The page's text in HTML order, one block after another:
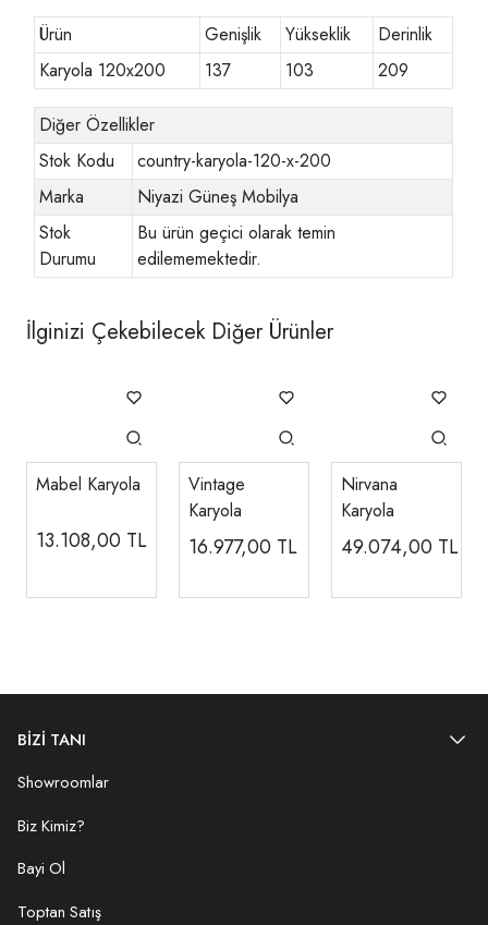
Ürün Genişlik Yükseklik
Derinlik
Karyola 120x200
137 103 209
Diğer Özellikler
Stok Kodu
country-karyola-120-x-200
Marka
Niyazi Güneş Mobilya
Stok
Durumu
Bu ürün geçici olarak temin
edilememektedir.
İlginizi Çekebilecek Diğer Ürünler
Mabel Karyola
13.108,00 TL
Vintage
Karyola
16.977,00 TL
Nirvana
Karyola
49.074,00 TL
BİZİ TANI
Showroomlar
Biz Kimiz?
Bayi Ol
Toptan Satış